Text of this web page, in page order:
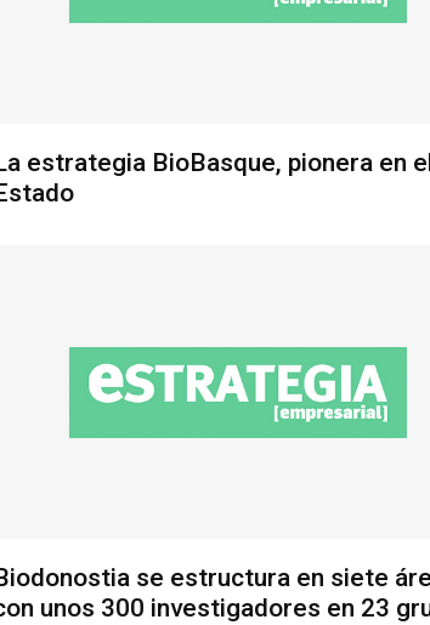
estrategia BioBasque, pionera en
se estructura en siete
unos 300 investigadores en 23